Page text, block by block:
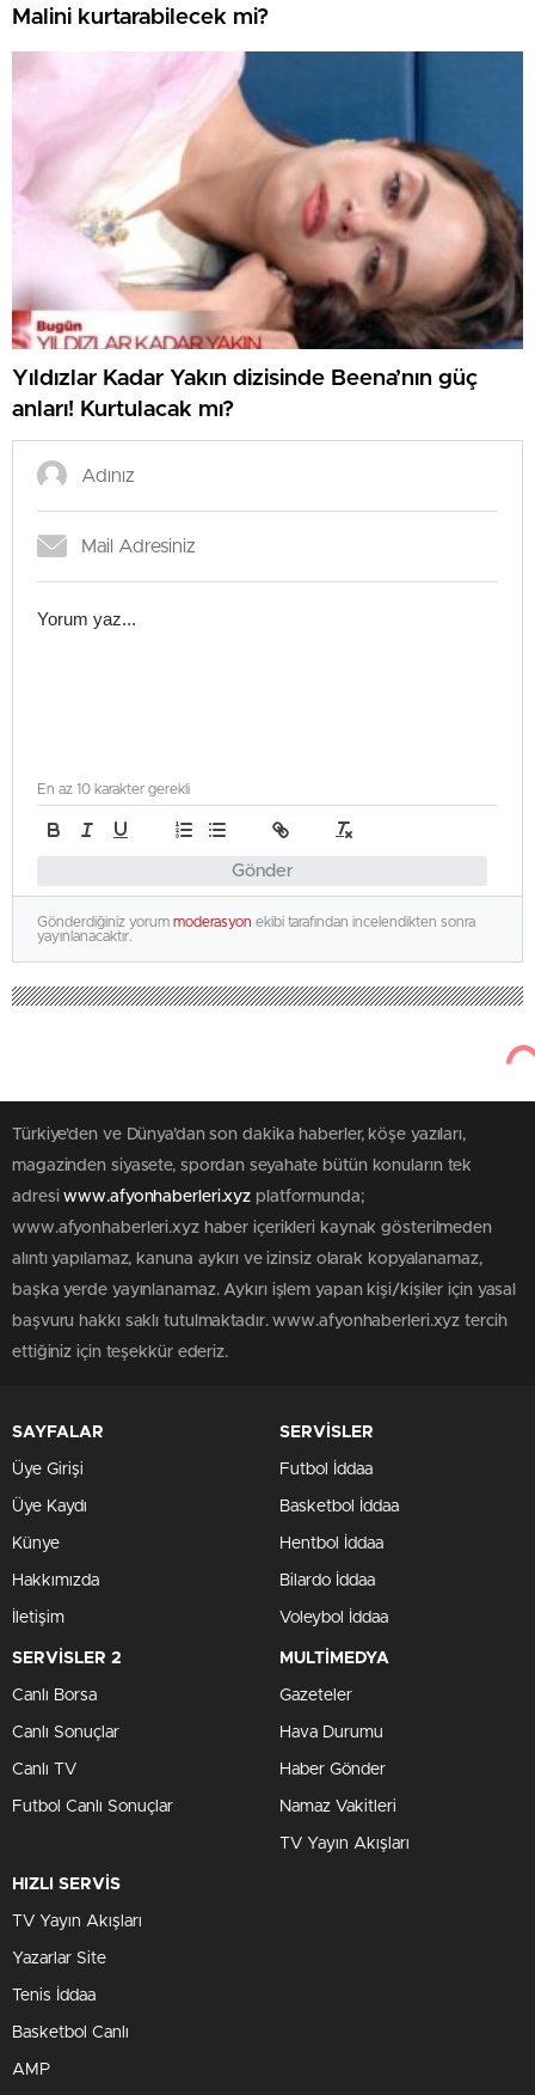
Malini kurtarabilecek mi?
Yıldızlar Kadar Yakın dizisinde Beena’nın güç
anları! Kurtulacak mı?
Gönder
En az 10 karakter gerekli
Gönderdiğiniz yorum moderasyon ekibi tarafından incelendikten sonra
yayınlanacaktır.
Türkiye'den ve Dünya’dan son dakika haberler, köşe yazıları,
magazinden siyasete, spordan seyahate bütün konuların tek
adresiwww.afyonhaberleri.xyz platformunda;
www.afyonhaberleri.xyz haber içerikleri kaynak gösterilmeden
alıntı yapılamaz, kanuna aykırı ve izinsiz olarak kopyalanamaz,
başka yerde yayınlanamaz. Aykırı işlem yapan kişi/kişiler için yasal
başvuru hakkı saklı tutulmaktadır. www.afyonhaberleri.xyz tercih
ettiğiniz için teşekkür ederiz.
SAYFALAR
Üye Girişi
Üye Kaydı
Künye
Hakkımızda
İletişim
SERVİSLER
Futbol İddaa
Basketbol İddaa
Hentbol İddaa
Bilardo İddaa
Voleybol İddaa
SERVİSLER 2
Canlı Borsa
Canlı Sonuçlar
Canlı TV
Futbol Canlı Sonuçlar
MULTİMEDYA
Gazeteler
Hava Durumu
Haber Gönder
Namaz Vakitleri
TV Yayın Akışları
HIZLI SERVİS
TV Yayın Akışları
Yazarlar Site
Tenis İddaa
Basketbol Canlı
AMP